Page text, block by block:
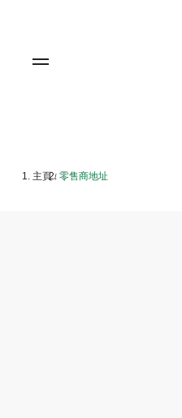
主頁/ 零售商地址